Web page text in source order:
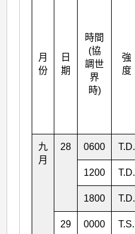
月
份
日
期
時間
(協
調世
界
時)
強
度
九
月
28 0600 T.D.
1200 T.D.
1800 T.D.
29 0000 T.S.